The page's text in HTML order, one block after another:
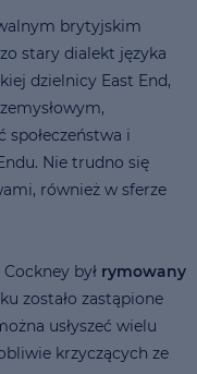
brytyjskim
stary dialekt języka
dzielnicy East End,
społeczeństwa i
Nie trudno się
również w sferze
był rymowany
zostało zastąpione
usłyszeć wielu
krzyczących ze